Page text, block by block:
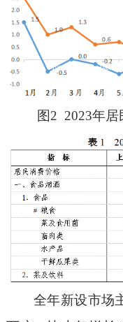
图2 2023年居民
全年新设市场主